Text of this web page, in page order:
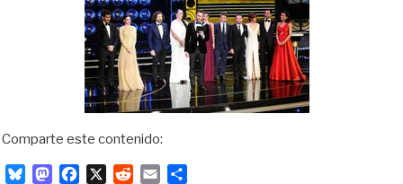
Comparte este contenido:
M
X